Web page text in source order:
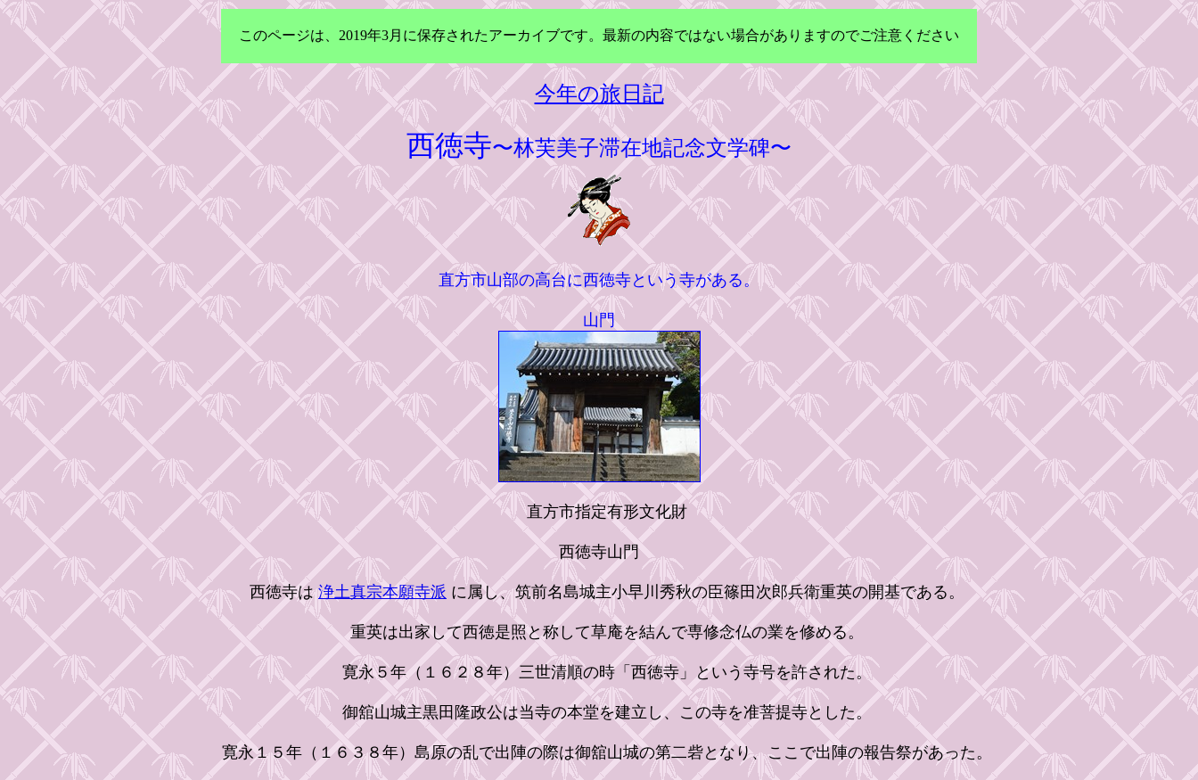
このページは、2019年3月に保存されたアーカイブです。最新の内容ではない場合がありますのでご注意ください
今年の旅日記
西徳寺〜林芙美子滞在地記念文学碑〜
直方市山部の高台に西徳寺という寺がある。
山門
直方市指定有形文化財
西徳寺山門
西徳寺は浄土真宗本願寺派 に属し、筑前名島城主小早川秀秋の臣篠田次郎兵衛重英の開基である。
重英は出家して西徳是照と称して草庵を結んで専修念仏の業を修める。
寛永５年（１６２８年）三世清順の時「西徳寺」という寺号を許された。
御舘山城主黒田隆政公は当寺の本堂を建立し、この寺を准菩提寺とした。
寛永１５年（１６３８年）島原の乱で出陣の際は御舘山城の第二砦となり、ここで出陣の報告祭があった。